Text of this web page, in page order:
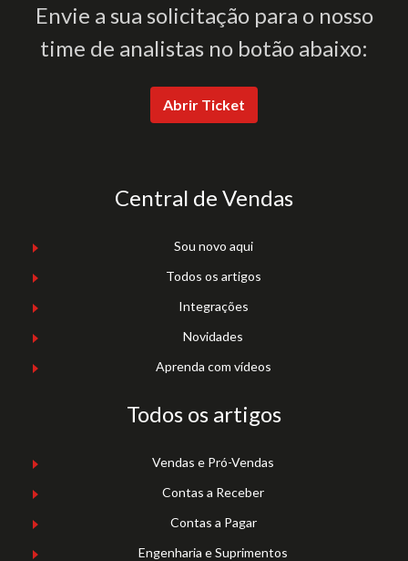
Envie a sua solicitação para o nosso
time de analistas no botão abaixo:
Abrir Ticket
Central de Vendas
Sou novo aqui
Todos os artigos
Integrações
Novidades
Aprenda com vídeos
Todos os artigos
Vendas e Pró-Vendas
Contas a Receber
Contas a Pagar
Engenharia e Suprimentos